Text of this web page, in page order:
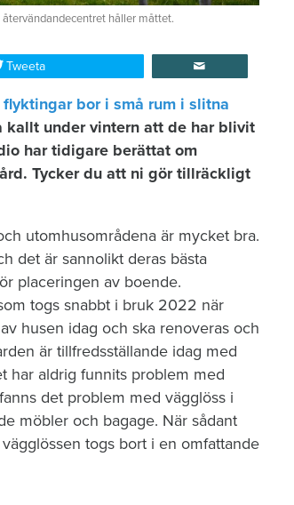
håller måttet.
Tweeta
bor i små rum i slitna
kallt under vintern att de har blivit
har tidigare berättat om
Tycker du att ni gör tillräckligt
utomhusområdena är mycket bra.
det är sannolikt deras bästa
placeringen av boende.
togs snabbt i bruk 2022 när
husen idag och ska renoveras och
är tillfredsställande idag med
har aldrig funnits problem med
det problem med vägglöss i
möbler och bagage. När sådant
togs bort i en omfattande